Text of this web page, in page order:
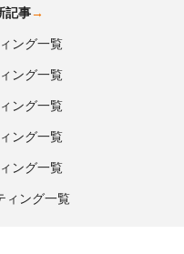
記事→
ング一覧
ング一覧
ング一覧
ング一覧
ング一覧
ィング一覧